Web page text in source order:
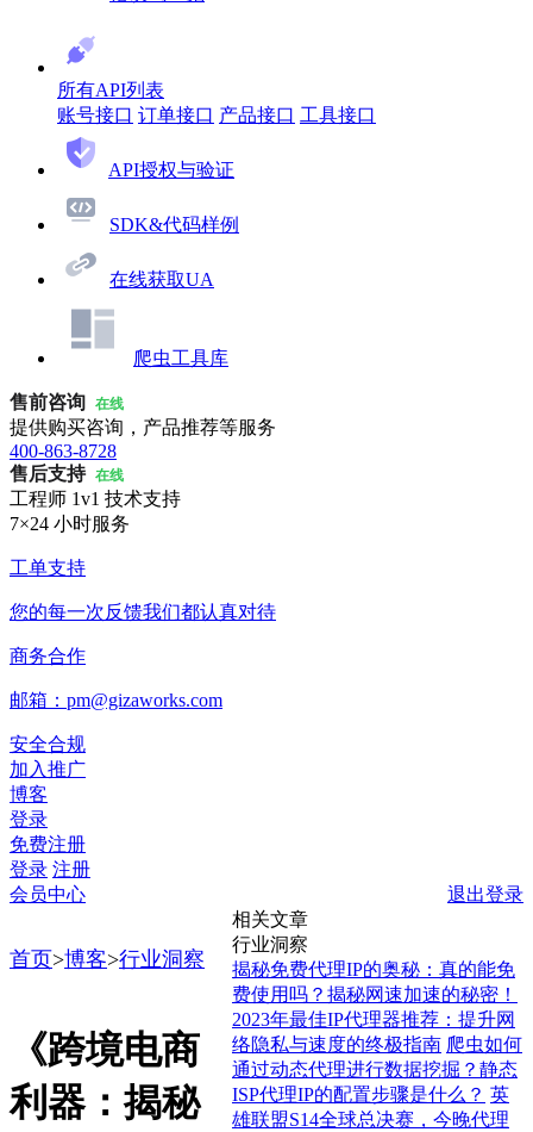
所有API列表
账号接口 订单接口 产品接口 工具接口
API授权与验证
SDK&代码样例
在线获取UA
爬虫工具库
售前咨询 在线
提供购买咨询，产品推荐等服务
400-863-8728
售后支持 在线
工程师 1v1 技术支持
7×24 小时服务
工单支持
您的每一次反馈我们都认真对待
商务合作
邮箱：pm@gizaworks.com
安全合规
加入推广
博客
登录
免费注册
登录 注册
会员中心
退出登录
首页>博客>行业洞察
《跨境电商
利器：揭秘
相关文章
行业洞察
揭秘免费代理IP的奥秘：真的能免
费使用吗？揭秘网速加速的秘密！
2023年最佳IP代理器推荐：提升网
络隐私与速度的终极指南 爬虫如何
通过动态代理进行数据挖掘？静态
ISP代理IP的配置步骤是什么？ 英
雄联盟S14全球总决赛，今晚代理